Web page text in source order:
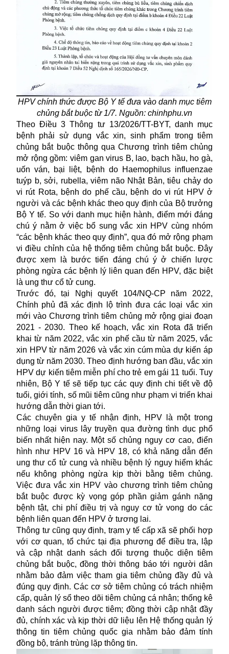
HPV chính thức được Bộ Y tế đưa vào danh mục tiêm
chủng bắt buộc từ 1/7. Nguồn: chinhphu.vn
Theo Điều 3 Thông tư 13/2026/TT-BYT, danh mục
bệnh phải sử dụng vắc xin, sinh phẩm trong tiêm
chủng bắt buộc thông qua Chương trình tiêm chủng
mở rộng gồm: viêm gan virus B, lao, bạch hầu, ho gà,
uốn ván, bại liệt, bệnh do Haemophilus influenzae
tuýp b, sởi, rubella, viêm não Nhật Bản, tiêu chảy do
vi rút Rota, bệnh do phế cầu, bệnh do vi rút HPV ở
người và các bệnh khác theo quy định của Bộ trưởng
Bộ Y tế. So với danh mục hiện hành, điểm mới đáng
chú ý nằm ở việc bổ sung vắc xin HPV cùng nhóm
“các bệnh khác theo quy định”, qua đó mở rộng phạm
vi điều chỉnh của hệ thống tiêm chủng bắt buộc. Đây
được xem là bước tiến đáng chú ý ở chiến lược
phòng ngừa các bệnh lý liên quan đến HPV, đặc biệt
là ung thư cổ tử cung.
Trước đó, tại Nghị quyết 104/NQ-CP năm 2022,
Chính phủ đã xác định lộ trình đưa các loại vắc xin
mới vào Chương trình tiêm chủng mở rộng giai đoạn
2021 - 2030. Theo kế hoạch,vắc xin Rota đã triển
khai từ năm 2022, vắc xin phế cầu từ năm 2025, vắc
xin HPV từ năm 2026 và vắc xin cúm mùa dự kiến áp
dụng từ năm 2030. Theo định hướng ban đầu, vắc xin
HPV dự kiến tiêm miễn phí cho trẻ em gái 11 tuổi. Tuy
nhiên, Bộ Y tế sẽ tiếp tục các quy định chi tiết về độ
tuổi, giới tính, số mũi tiêm cũng như phạm vi triển khai
hướng dẫn thời gian tới.
Các chuyên gia y tế nhận định, HPV là một trong
những loại virus lây truyền qua đường tình dục phổ
biến nhất hiện nay. Một số chủng nguy cơ cao, điển
hình như HPV 16 và HPV 18, có khả năng dẫn đến
ung thư cổ tử cung và nhiều bệnh lý nguy hiểm khác
nếu không phòng ngừa kịp thời bằng tiêm chủng.
Việc đưa vắc xin HPV vào chương trình tiêm chủng
bắt buộc được kỳ vọng góp phần giảm gánh nặng
bệnh tật, chi phí điều trị và nguy cơ tử vong do các
bệnh liên quan đến HPV ở tương lai.
Thông tư cũng quy định, trạm y tế cấp xã sẽ phối hợp
với cơ quan, tổ chức tại địa phương để điều tra, lập
và cập nhật danh sách đối tượng thuộc diện tiêm
chủng bắt buộc, đồng thời thông báo tới người dân
nhằm bảo đảm việc tham gia tiêm chủng đầy đủ và
đúng quy định. Các cơ sở tiêm chủng có trách nhiệm
cấp, quản lý sổ theo dõi tiêm chủng cá nhân; thống kê
danh sách người được tiêm; đồng thời cập nhật đầy
đủ, chính xác và kịp thời dữ liệu lên Hệ thống quản lý
thông tin tiêm chủng quốc gia nhằm bảo đảm tính
đồng bộ, tránh trùng lặp thông tin.